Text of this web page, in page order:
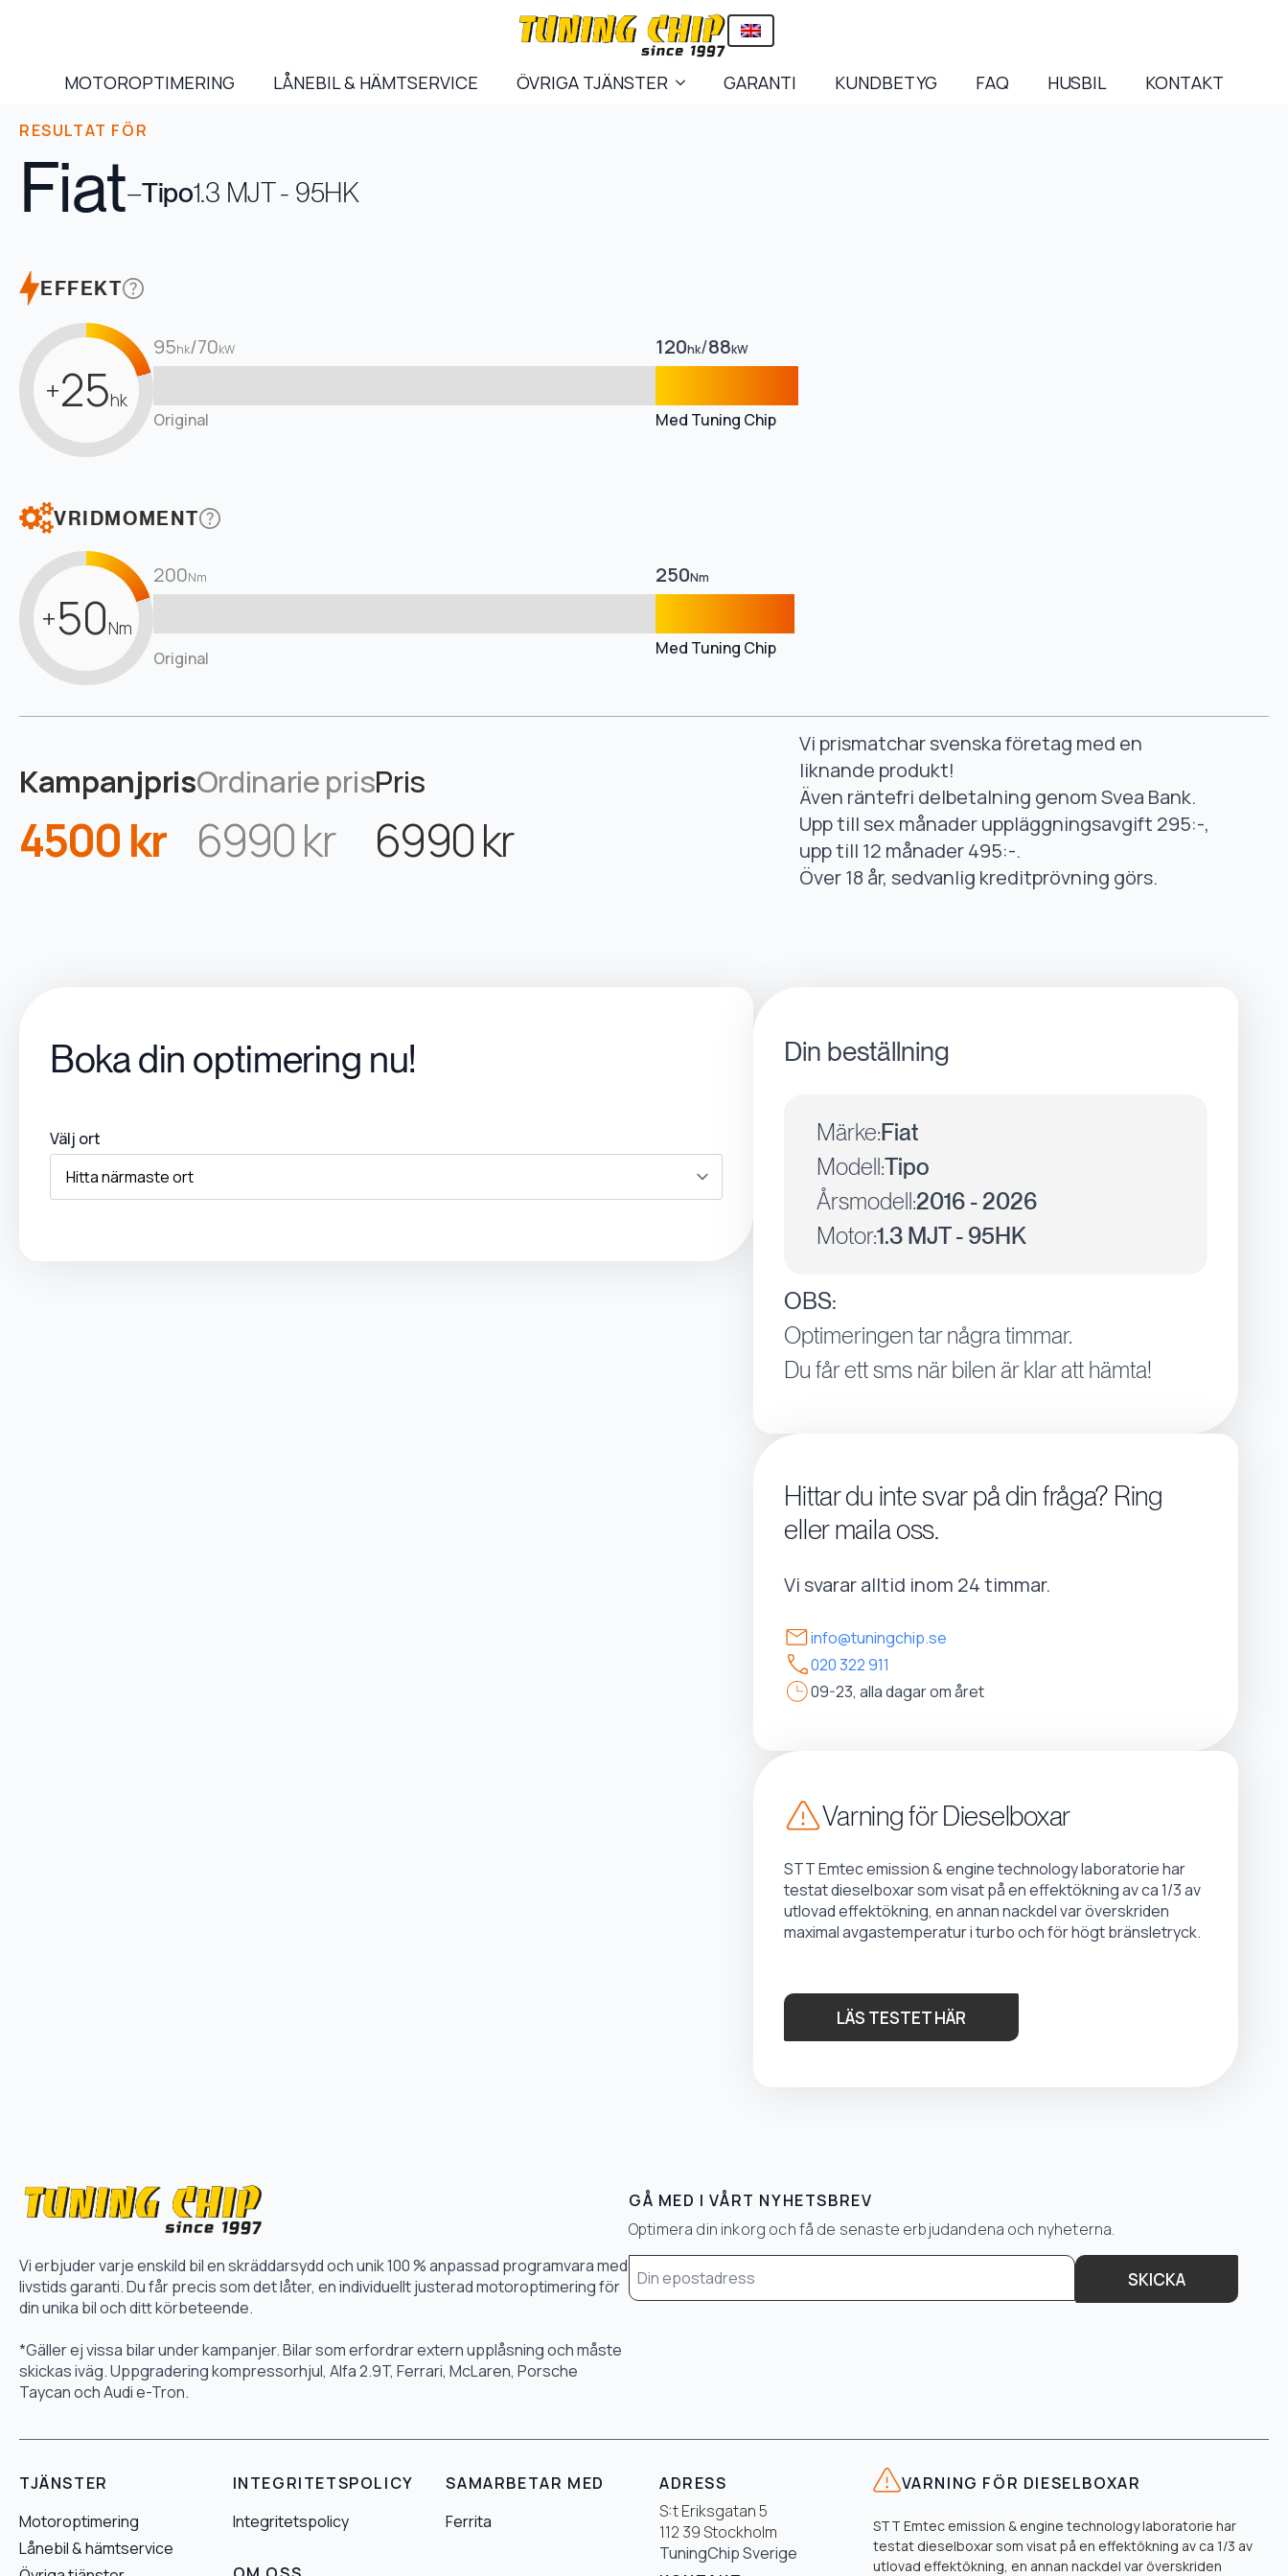
MOTOROPTIMERING LÅNEBIL & HÄMTSERVICE ÖVRIGA TJÄNSTER GARANTI KUNDBETYG FAQ HUSBIL KONTAKT
RESULTAT FÖR
Fiat–Tipo1.3 MJT - 95HK
EFFEKT
+25hk
95hk/70kW 120hk/88kW
Original Med Tuning Chip
VRIDMOMENT
+50Nm
200Nm 250Nm
Original Med Tuning Chip
Kampanjpris
4500 kr
Ordinarie pris
6990 kr
Pris
6990 kr
Vi prismatchar svenska företag med en
liknande produkt!
Även räntefri delbetalning genom Svea Bank.
Upp till sex månader uppläggningsavgift 295:-,
upp till 12 månader 495:-.
Över 18 år, sedvanlig kreditprövning görs.
Boka din optimering nu!
Välj ort
Din beställning
Märke:Fiat
Modell:Tipo
Årsmodell:2016 - 2026
Motor:1.3 MJT - 95HK
OBS:
Optimeringen tar några timmar.
Du får ett sms när bilen är klar att hämta!
Hittar du inte svar på din fråga? Ring
eller maila oss.
Vi svarar alltid inom 24 timmar.
info@tuningchip.se
020 322 911
09-23, alla dagar om året
Varning för Dieselboxar
STT Emtec emission & engine technology laboratorie har
testat dieselboxar som visat på en effektökning av ca 1/3 av
utlovad effektökning, en annan nackdel var överskriden
maximal avgastemperatur i turbo och för högt bränsletryck.
LÄS TESTET HÄR
Vi erbjuder varje enskild bil en skräddarsydd och unik 100 % anpassad programvara med
livstids garanti. Du får precis som det låter, en individuellt justerad motoroptimering för
din unika bil och ditt körbeteende.
*Gäller ej vissa bilar under kampanjer. Bilar som erfordrar extern upplåsning och måste
skickas iväg. Uppgradering kompressorhjul, Alfa 2.9T, Ferrari, McLaren, Porsche
Taycan och Audi e-Tron.
GÅ MED I VÅRT NYHETSBREV
Optimera din inkorg och få de senaste erbjudandena och nyheterna.
Email
* SKICKA
TJÄNSTER
Motoroptimering
Lånebil & hämtservice
INTEGRITETSPOLICY
Integritetspolicy
SAMARBETAR MED
Ferrita
ADRESS
S:t Eriksgatan 5
112 39 Stockholm
TuningChip Sverige
VARNING FÖR DIESELBOXAR
STT Emtec emission & engine technology laboratorie har
testat dieselboxar som visat på en effektökning av ca 1/3 av
utlovad effektökning, en annan nackdel var överskriden